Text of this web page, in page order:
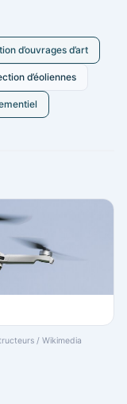
d’ouvrages d’art
d’éoliennes
/ Wikimedia